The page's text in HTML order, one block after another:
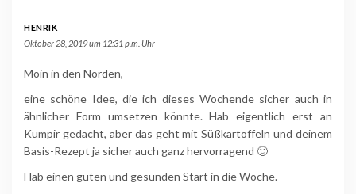
HENRIK
Oktober 28, 2019 um 12:31 p.m. Uhr
Moin in den Norden,
eine schöne Idee, die ich dieses Wochende sicher auch in
ähnlicher Form umsetzen könnte. Hab eigentlich erst an
Kumpir gedacht, aber das geht mit Süßkartoffeln und deinem
Basis-Rezept ja sicher auch ganz hervorragend 🙂
Hab einen guten und gesunden Start in die Woche.